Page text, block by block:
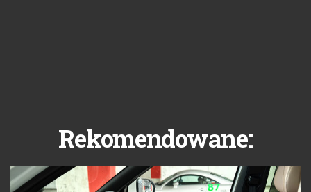
Rekomendowane: